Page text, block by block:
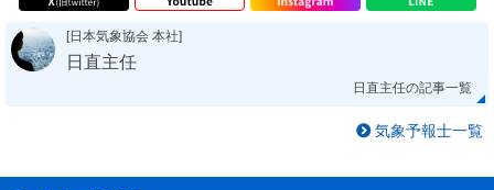
[日本気象協会 本社]
日直主任
日直主任の記事一覧
気象予報士一覧